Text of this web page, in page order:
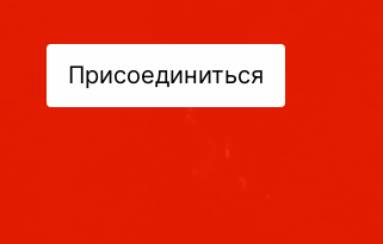
Присоединиться